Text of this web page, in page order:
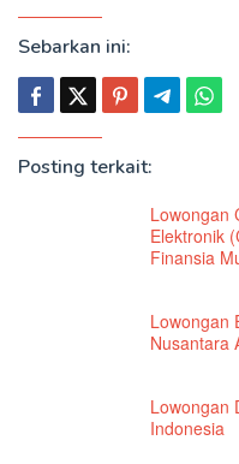
Sebarkan ini:
Posting terkait:
Lowongan
Elektronik
Finansia
Lowongan
Nusantara
Lowongan
Indonesia